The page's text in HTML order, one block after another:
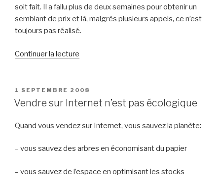
soit fait. Il a fallu plus de deux semaines pour obtenir un
semblant de prix et là, malgrès plusieurs appels, ce n’est
toujours pas réalisé.
Continuer la lecture
clients,
ils
souviendront »
PUBLIÉ
LE
1 SEPTEMBRE 2008
Vendre sur Internet n’est pas écologique
Quand vous vendez sur Internet, vous sauvez la planète:
– vous sauvez des arbres en économisant du papier
– vous sauvez de l’espace en optimisant les stocks